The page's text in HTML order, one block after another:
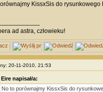
KissxSis do
ad astra, człowieku!
20-11-2010, 21:53
Eire napisał/a:
No to porównajmy KissxSis do